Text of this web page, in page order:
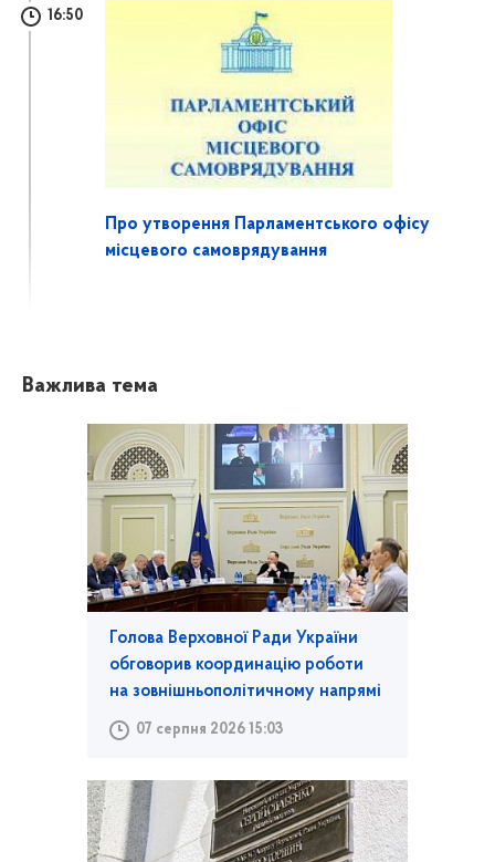
16:50
Про утворення Парламентського офісу
місцевого самоврядування
Важлива тема
Голова Верховної Ради України
обговорив координацію роботи
на зовнішньополітичному напрямі
07 серпня 2026 15:03